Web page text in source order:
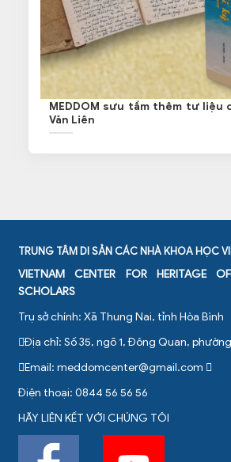
MEDDOM sưu tầm thêm tư liệu
Văn Liên
TRUNG TÂM DI SẢN CÁC NHÀ KHOA HỌC
VIETNAM CENTER FOR HERITAGE
SCHOLARS
Trụ sở chính: Xã Thung Nai, tỉnh Hòa Bình
Địa chỉ: Số 35, ngõ 1, Đông Quan,
Email: meddomcenter@gmail.com
Điện thoại: 0844 56 56 56
HÃY LIÊN KẾT VỚI CHÚNG TÔI